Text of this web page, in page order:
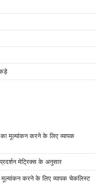
का मूल्यांकन करने के लिए व्यापक
मेट्रिक्स के अनुसार
मूल्यांकन करने के लिए व्यापक चेकलिस्ट